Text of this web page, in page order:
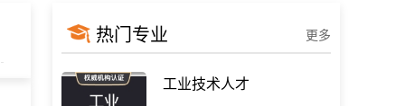
热门专业 更多
工业技术人才